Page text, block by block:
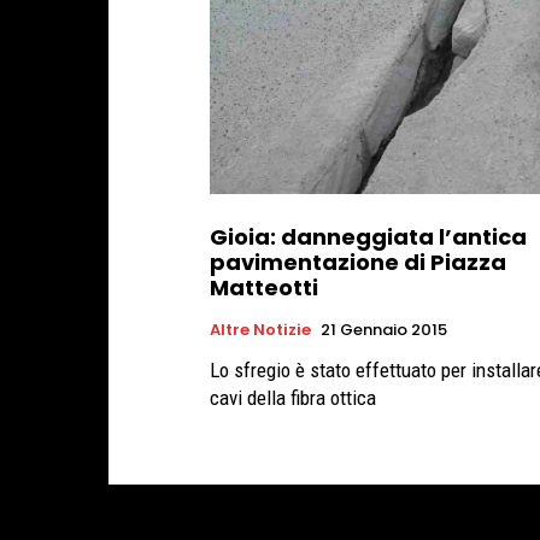
Gioia: danneggiata l’antica
pavimentazione di Piazza
Matteotti
Altre Notizie 21 Gennaio 2015
Lo sfregio è stato effettuato per
cavi della fibra ottica